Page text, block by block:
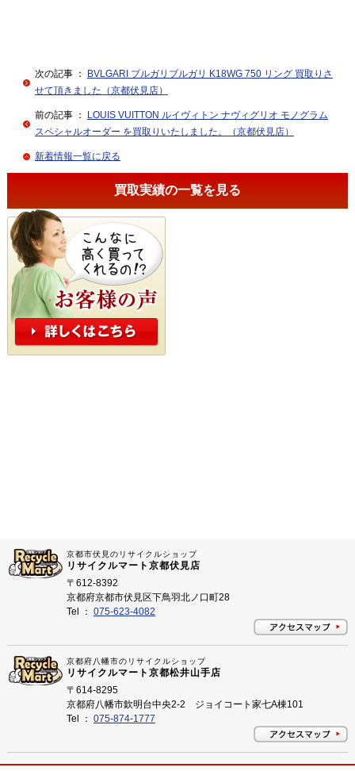
次の記事 ： BVLGARI ブルガリブルガリ K18WG 750 リング 買取りさ
せて頂きました（京都伏見店）
前の記事 ： LOUIS VUITTON ルイヴィトン ナヴィグリオ モノグラム
スペシャルオーダー を買取りいたしました。（京都伏見店）
新着情報一覧に戻る
買取実績の一覧を見る
京都市伏見のリサイクルショップ
リサイクルマート京都伏見店
〒612-8392
京都府京都市伏見区下鳥羽北ノ口町28
Tel ： 075-623-4082
京都府八幡市のリサイクルショップ
リサイクルマート京都松井山手店
〒614-8295
京都府八幡市欽明台中央2-2 ジョイコート家七A棟101
Tel ： 075-874-1777